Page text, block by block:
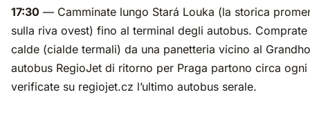
17:30 — Camminate lungo Stará Louka (la storica
sulla riva ovest) fino al terminal degli autobus.
calde (cialde termali) da una panetteria vicino al
autobus RegioJet di ritorno per Praga partono circa
verificate su regiojet.cz l’ultimo autobus serale.